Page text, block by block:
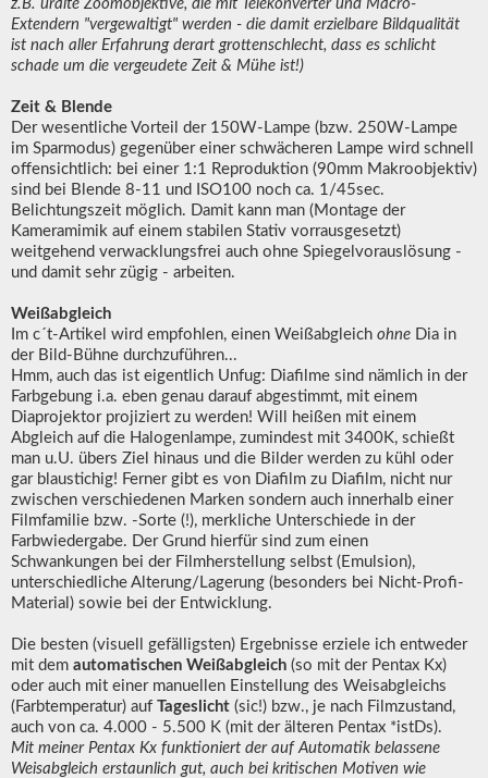
z.B. uralte Zoomobjektive, die mit Telekonverter und Macro-
Extendern "vergewaltigt" werden - die damit erzielbare Bildqualität
ist nach aller Erfahrung derart grottenschlecht, dass es schlicht
schade um die vergeudete Zeit & Mühe ist!)
Zeit & Blende
Der wesentliche Vorteil der 150W-Lampe (bzw. 250W-Lampe
im Sparmodus) gegenüber einer schwächeren Lampe wird schnell
offensichtlich: bei einer 1:1 Reproduktion (90mm Makroobjektiv)
sind bei Blende 8-11 und ISO100 noch ca. 1/45sec.
Belichtungszeit möglich. Damit kann man (Montage der
Kameramimik auf einem stabilen Stativ vorrausgesetzt)
weitgehend verwacklungsfrei auch ohne Spiegelvorauslösung -
und damit sehr zügig - arbeiten.
Weißabgleich
Im c´t-Artikel wird empfohlen, einen Weißabgleich ohne Dia in
der Bild-Bühne durchzuführen...
Hmm, auch das ist eigentlich Unfug: Diafilme sind nämlich in der
Farbgebung i.a. eben genau darauf abgestimmt, mit einem
Diaprojektor projiziert zu werden! Will heißen mit einem
Abgleich auf die Halogenlampe, zumindest mit 3400K, schießt
man u.U. übers Ziel hinaus und die Bilder werden zu kühl oder
gar blaustichig! Ferner gibt es von Diafilm zu Diafilm, nicht nur
zwischen verschiedenen Marken sondern auch innerhalb einer
Filmfamilie bzw. -Sorte (!), merkliche Unterschiede in der
Farbwiedergabe. Der Grund hierfür sind zum einen
Schwankungen bei der Filmherstellung selbst (Emulsion),
unterschiedliche Alterung/Lagerung (besonders bei Nicht-Profi-
Material) sowie bei der Entwicklung.
Die besten (visuell gefälligsten) Ergebnisse erziele ich entweder
mit dem automatischen Weißabgleich (so mit der Pentax Kx)
oder auch mit einer manuellen Einstellung des Weisabgleichs
(Farbtemperatur) auf Tageslicht (sic!) bzw., je nach Filmzustand,
auch von ca. 4.000 - 5.500 K (mit der älteren Pentax *istDs).
Mit meiner Pentax Kx funktioniert der auf Automatik belassene
Weisabgleich erstaunlich gut, auch bei kritischen Motiven wie